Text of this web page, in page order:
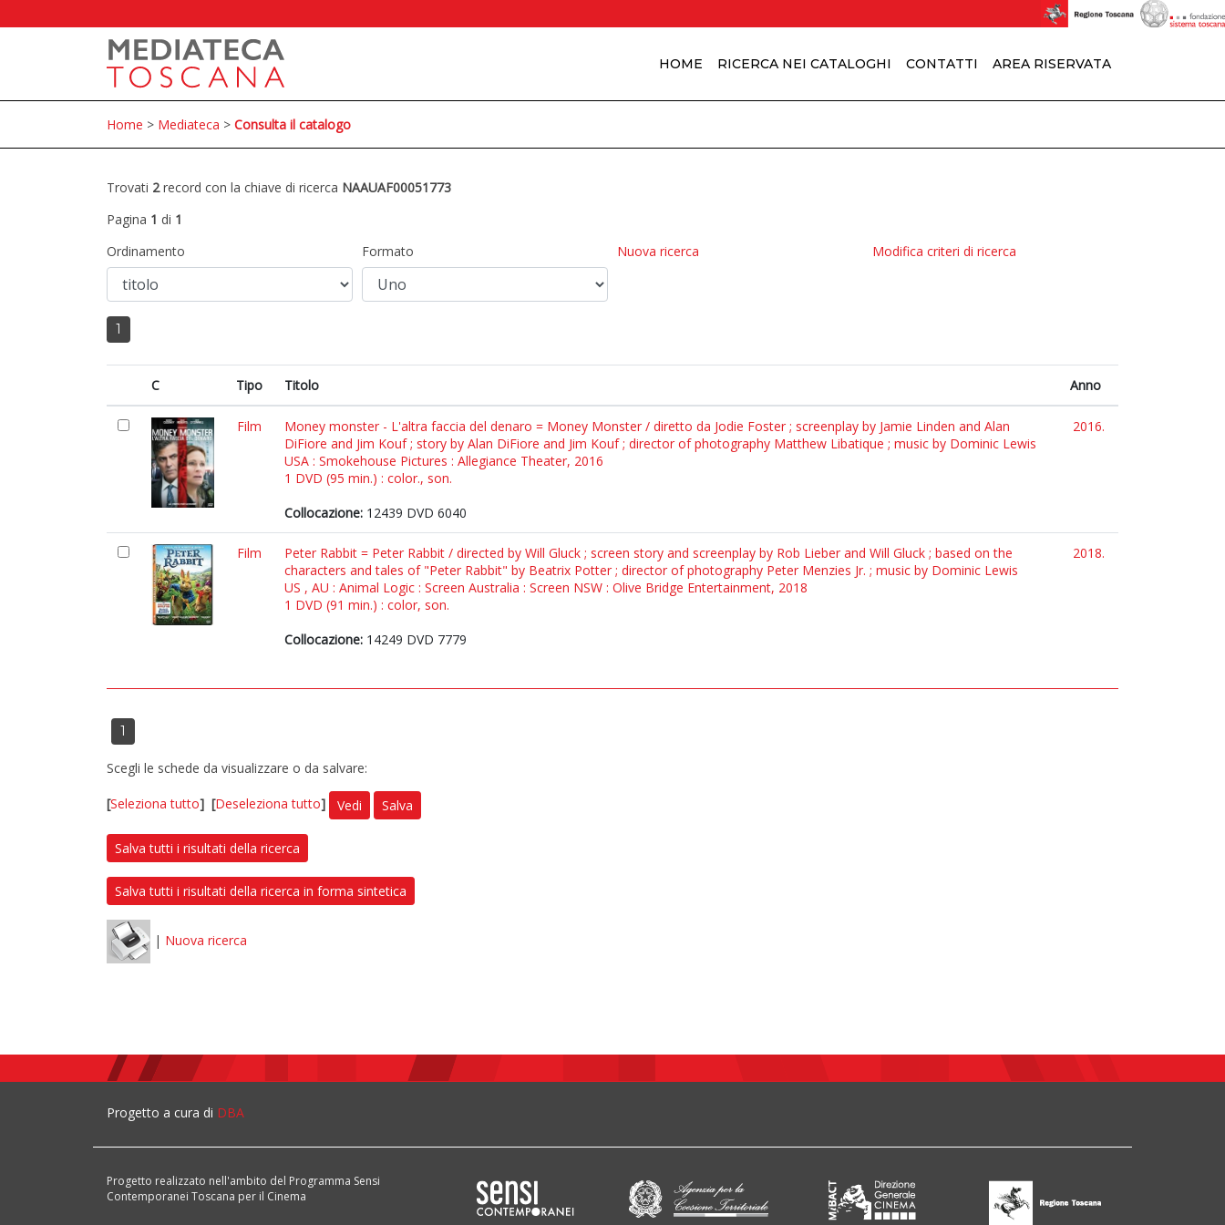
HOME RICERCA NEI CATALOGHI CONTATTI AREA RISERVATA
Home > Mediateca > Consulta il catalogo
Trovati 2record con la chiave di ricerca NAAUAF00051773
Pagina 1 di 1
Ordinamento
Formato Nuova ricerca Modifica criteri di ricerca
1
C Tipo Titolo Anno
Film
Money monster - L'altra faccia del denaro = Money Monster / diretto da Jodie Foster ; screenplay by Jamie Linden and Alan
DiFiore and Jim Kouf ; story by Alan DiFiore and Jim Kouf ; director of photography Matthew Libatique ; music by Dominic Lewis
USA : Smokehouse Pictures : Allegiance Theater, 2016
1 DVD (95 min.) : color., son.
Collocazione: 12439 DVD 6040
2016.
Film
Peter Rabbit = Peter Rabbit / directed by Will Gluck ; screen story and screenplay by Rob Lieber and Will Gluck ; based on the
characters and tales of "Peter Rabbit" by Beatrix Potter ; director of photography Peter Menzies Jr. ; music by Dominic Lewis
US , AU : Animal Logic : Screen Australia : Screen NSW : Olive Bridge Entertainment, 2018
1 DVD (91 min.) : color, son.
Collocazione: 14249 DVD 7779
2018.
1
Scegli le schede da visualizzare o da salvare:
[Seleziona tutto] [Deseleziona tutto] Vedi Salva
Salva tutti i risultati della ricerca
Salva tutti i risultati della ricerca in forma sintetica
| Nuova ricerca
Progetto a cura di DBA
Progetto realizzato nell'ambito del Programma Sensi
Contemporanei Toscana per il Cinema